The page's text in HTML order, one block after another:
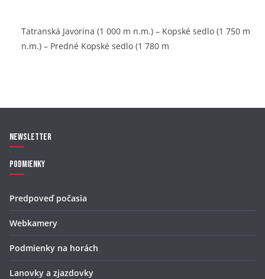
Tatranská Javorina (1 000 m n.m.) – Kopské sedlo (1 750 m
n.m.) – Predné Kopské sedlo (1 780 m
Newsletter
Podmienky
Predpoveď počasia
Webkamery
Podmienky na horách
Lanovky a zjazdovky